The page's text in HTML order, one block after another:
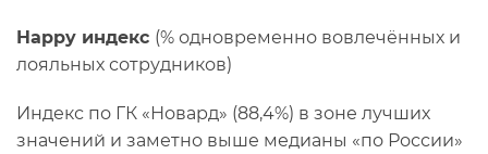
Happy индекс (% одновременно вовлечённых и
лояльных сотрудников)
Индекс по ГК «Новард» (88,4%) в зоне лучших
значений и заметно выше медианы «по России»